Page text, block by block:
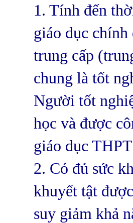
1. Tính đến
giáo dục
trung cấp
chung là tốt
Người tốt
học và được
giáo dục
2. Có đủ sức
khuyết tật
suy giảm khả